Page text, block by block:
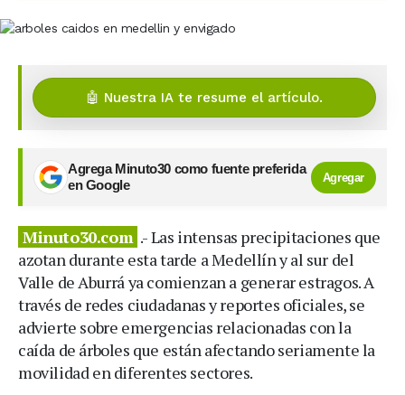
🤖 Nuestra IA te resume el artículo.
Agrega Minuto30 como fuente preferida
en Google
Agregar
Minuto30.com .- Las intensas precipitaciones que
azotan durante esta tarde a Medellín y al sur del
Valle de Aburrá ya comienzan a generar estragos. A
través de redes ciudadanas y reportes oficiales, se
advierte sobre emergencias relacionadas con la
caída de árboles que están afectando seriamente la
movilidad en diferentes sectores.